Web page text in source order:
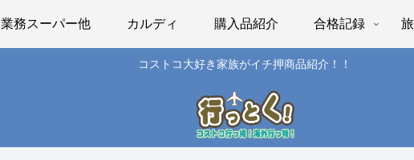
コストコ大好き家族がイチ押商品紹介！！
業務スーパー他 カルディ 購入品紹介 合格記録 旅